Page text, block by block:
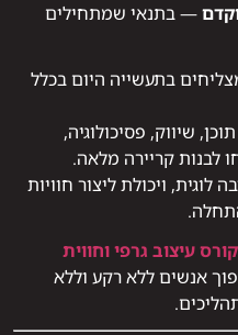
— בתנאי שמתחילים
בתעשייה היום בכלל
שיווק, פסיכולוגיה,
לבנות קריירה מלאה.
לוגית, ויכולת ליצור חוויות
קורס עיצוב גרפי וחווית
אנשים ללא רקע וללא